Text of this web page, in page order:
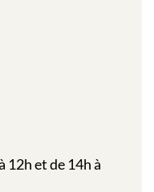
12h et de 14h à